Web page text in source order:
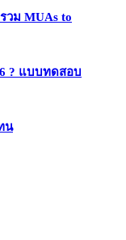
วม MUAs to
? แบบทดสอบ
น